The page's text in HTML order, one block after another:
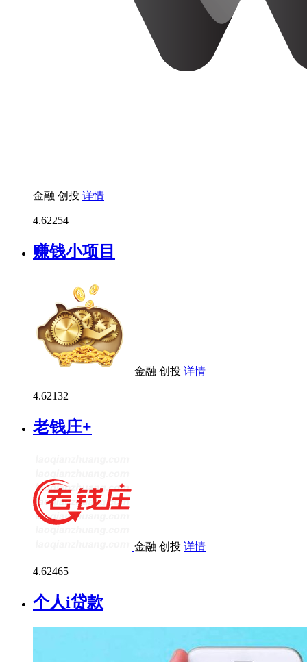
金融 创投 详情
4.62254
赚钱小项目
金融 创投 详情
4.62132
老钱庄+
金融 创投 详情
4.62465
个人i贷款